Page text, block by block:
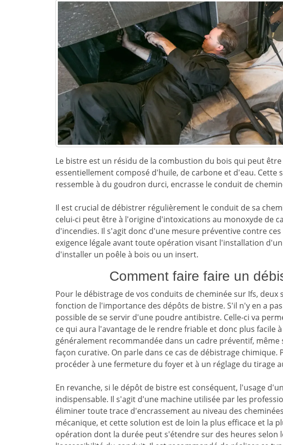
Le bistre est un résidu de la combustion du bois qui peut
essentiellement composé d'huile, de carbone et d'eau. Cette
ressemble à du goudron durci, encrasse le conduit de
Il est crucial de débistrer régulièrement le conduit de sa
celui-ci peut être à l'origine d'intoxications au monoxyde de
d'incendies. Il s'agit donc d'une mesure préventive contre
exigence légale avant toute opération visant l'installation
d'installer un poêle à bois ou un insert.
Comment faire faire un
Pour le débistrage de vos conduits de cheminée sur Ifs,
fonction de l'importance des dépôts de bistre. S'il n'y en a
possible de se servir d'une poudre antibistre. Celle-ci va
ce qui aura l'avantage de le rendre friable et donc plus facile
généralement recommandée dans un cadre préventif, même
façon curative. On parle dans ce cas de débistrage
procéder à une fermeture du foyer et à un réglage du tirage
En revanche, si le dépôt de bistre est conséquent, l'usage
indispensable. Il s'agit d'une machine utilisée par les
éliminer toute trace d'encrassement au niveau des
mécanique, et cette solution est de loin la plus efficace et la
opération dont la durée peut s'étendre sur des heures selon